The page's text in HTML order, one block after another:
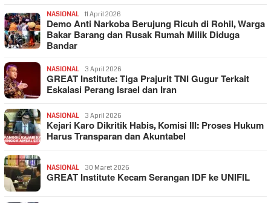
NASIONAL 11 April 2026
Demo Anti Narkoba Berujung Ricuh di Rohil, Warga
Bakar Barang dan Rusak Rumah Milik Diduga
Bandar
NASIONAL 3 April 2026
GREAT Institute: Tiga Prajurit TNI Gugur Terkait
Eskalasi Perang Israel dan Iran
NASIONAL 3 April 2026
Kejari Karo Dikritik Habis, Komisi III: Proses Hukum
Harus Transparan dan Akuntabel
NASIONAL 30 Maret 2026
GREAT Institute Kecam Serangan IDF ke UNIFIL